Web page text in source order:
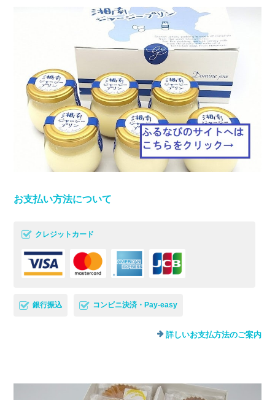
お支払い方法について
クレジットカード
銀行振込 コンビニ決済・Pay-easy
詳しいお支払方法のご案内